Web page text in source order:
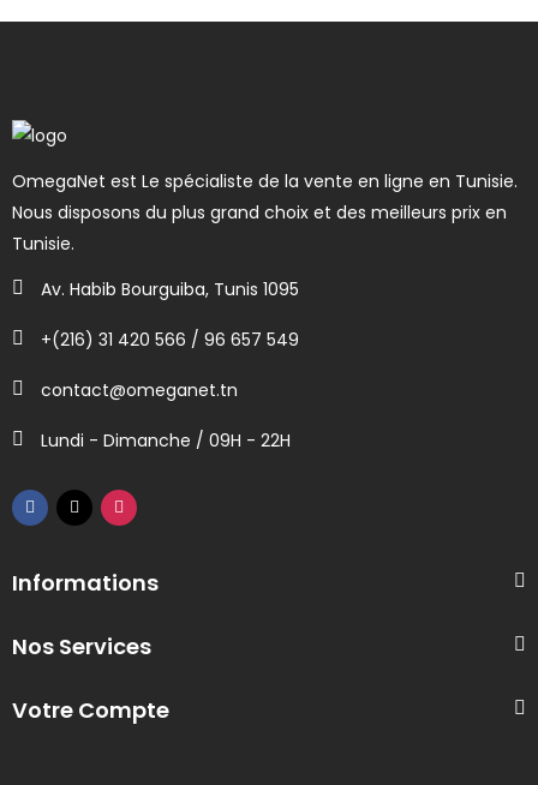
OmegaNet est Le spécialiste de la vente en ligne en Tunisie.
Nous disposons du plus grand choix et des meilleurs prix en
Tunisie.
Av. Habib Bourguiba, Tunis 1095
+(216) 31 420 566 / 96 657 549
contact@omeganet.tn
Lundi - Dimanche / 09H - 22H
Informations
Nos Services
Votre Compte